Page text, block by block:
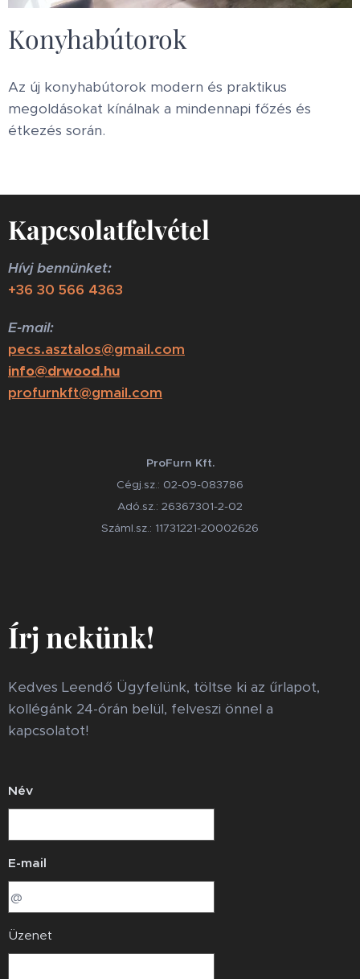
Konyhabútorok
Az új konyhabútorok modern és praktikus
megoldásokat kínálnak a mindennapi főzés és
étkezés során.
Kapcsolatfelvétel
Hívj bennünket:
+36 30 566 4363
E-mail:
pecs.asztalos@gmail.com
info@drwood.hu
profurnkft@gmail.com
ProFurn Kft.
Cégj.sz.: 02-09-083786
Adó.sz.: 26367301-2-02
Száml.sz.: 11731221-20002626
Írj nekünk!
Kedves Leendő Ügyfelünk, töltse ki az űrlapot,
kollégánk 24-órán belül, felveszi önnel a
kapcsolatot!
Név
E-mail
Üzenet